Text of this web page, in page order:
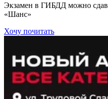
Экзамен в ГИБДД можно
«Шанс»
Хочу почитать